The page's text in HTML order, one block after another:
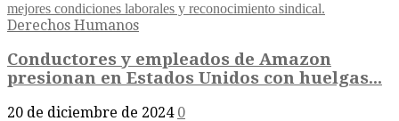
Derechos Humanos
Conductores y empleados de Amazon
presionan en Estados Unidos con huelgas...
20 de diciembre de 2024 0